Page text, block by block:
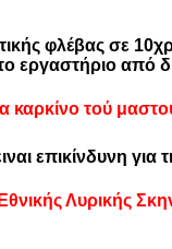
φλέβας σε
εργαστήριο από
καρκίνο τού
επικίνδυνη για
Λυρικής